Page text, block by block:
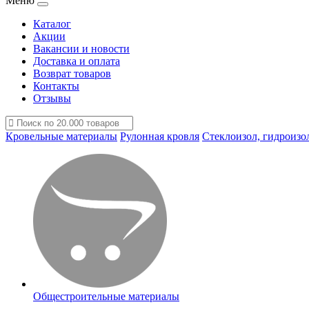
Каталог
Акции
Вакансии и новости
Доставка и оплата
Возврат товаров
Контакты
Отзывы
Кровельные материалы Рулонная кровля Стеклоизол,
Общестроительные материалы